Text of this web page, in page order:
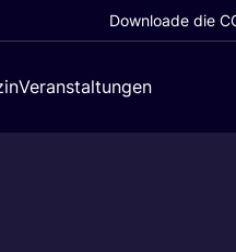
Downloade die
Veranstaltungen